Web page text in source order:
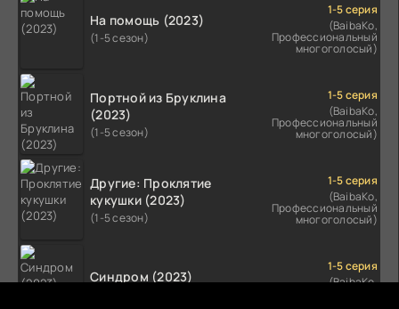
На помощь (2023)
(1-5 сезон)
1-5 серия
(BaibaKo,
Профессиональный
многоголосый)
Портной из Бруклина
(2023)
(1-5 сезон)
1-5 серия
(BaibaKo,
Профессиональный
многоголосый)
Другие: Проклятие
кукушки (2023)
(1-5 сезон)
1-5 серия
(BaibaKo,
Профессиональный
многоголосый)
Синдром (2023)
1-5 серия
(BaibaKo,